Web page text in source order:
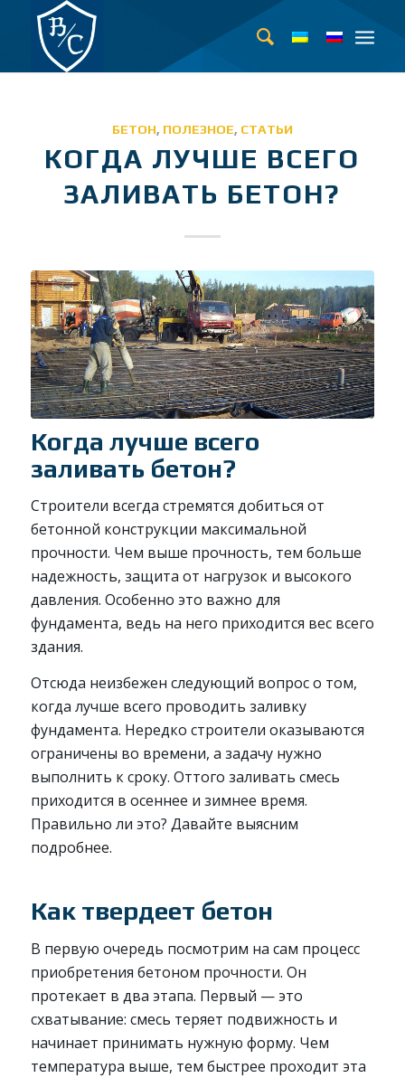
БЕТОН, ПОЛЕЗНОЕ, СТАТЬИ
КОГДА ЛУЧШЕ ВСЕГО
ЗАЛИВАТЬ БЕТОН?
Когда лучше всего
заливать бетон?
Строители всегда стремятся добиться от
бетонной конструкции максимальной
прочности. Чем выше прочность, тем больше
надежность, защита от нагрузок и высокого
давления. Особенно это важно для
фундамента, ведь на него приходится вес всего
здания.
Отсюда неизбежен следующий вопрос о том,
когда лучше всего проводить заливку
фундамента. Нередко строители оказываются
ограничены во времени, а задачу нужно
выполнить к сроку. Оттого заливать смесь
приходится в осеннее и зимнее время.
Правильно ли это? Давайте выясним
подробнее.
Как твердеет бетон
В первую очередь посмотрим на сам процесс
приобретения бетоном прочности. Он
протекает в два этапа. Первый — это
схватывание: смесь теряет подвижность и
начинает принимать нужную форму. Чем
температура выше, тем быстрее проходит эта